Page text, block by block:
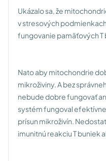
Ukázalo sa, že
v stresových
fungovanie pamäťových T
Nato aby mitochondrie
mikroživiny. A bez
nebude dobre fungovať
systém fungoval
prísun mikroživín.
imunitnú reakciu T buniek